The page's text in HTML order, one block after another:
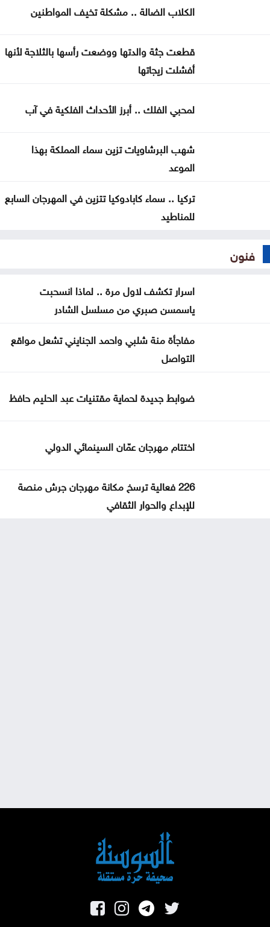
مضيق البوسفور
الأردن يدين التفجير الإرهابي الذي استهدف حافلة في
جرمانا بريف دمشق
الكلاب الضالة .. مشكلة تخيف المواطنين
قطعت جثة والدتها ووضعت رأسها بالثلاجة لأنها
أفشلت زيجاتها
لمحبي الفلك .. أبرز الأحداث الفلكية في آب
شهب البرشاويات تزين سماء المملكة بهذا
الموعد
تركيا .. سماء كابادوكيا تتزين في المهرجان السابع
للمناطيد
فنون
اسرار تكشف لاول مرة .. لماذا انسحبت
ياسمسن صبري من مسلسل الشادر
مفاجأة منة شلبي واحمد الجنايني تشعل مواقع
التواصل
ضوابط جديدة لحماية مقتنيات عبد الحليم حافظ
اختتام مهرجان عمّان السينمائي الدولي
226 فعالية ترسخ مكانة مهرجان جرش منصة
للإبداع والحوار الثقافي